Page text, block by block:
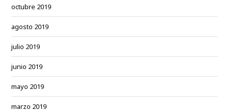
octubre 2019
agosto 2019
julio 2019
junio 2019
mayo 2019
marzo 2019